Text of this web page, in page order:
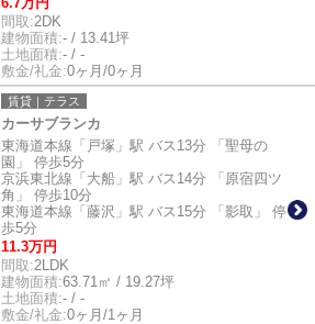
間取:2DK
建物面積:- / 13.41坪
土地面積:- / -
敷金/礼金:0ヶ月/0ヶ月
賃貸｜テラス
カーサブランカ
東海道本線「戸塚」駅 バス13分 「聖母の
園」 停歩5分
京浜東北線「大船」駅 バス14分 「原宿四ツ
角」 停歩10分
東海道本線「藤沢」駅 バス15分 「影取」 停
歩5分
11.3万円
間取:2LDK
建物面積:63.71㎡ / 19.27坪
土地面積:- / -
敷金/礼金:0ヶ月/1ヶ月